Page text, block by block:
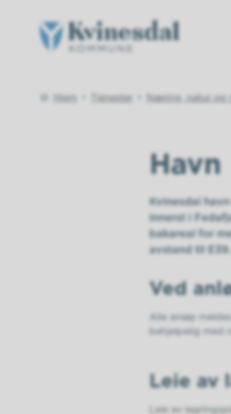
Du er her:
Hjem Tjenester Næring, natur og
Havn
Kvinesdal
innerst i
bakareal for
avstand til
Ved
Alle anløp
behjelpelig med
Leie av
Leie av